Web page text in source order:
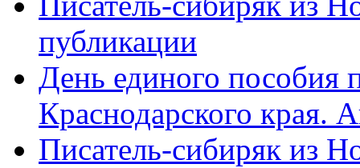
публикации
День единого пособия
Краснодарского края.
Писатель-сибиряк из